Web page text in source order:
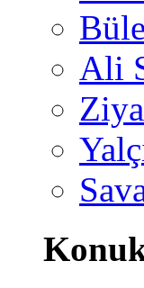
Ali